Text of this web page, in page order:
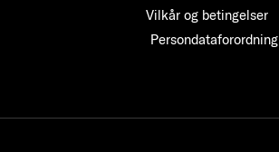
Vilkår og betingelser
Persondataforordning